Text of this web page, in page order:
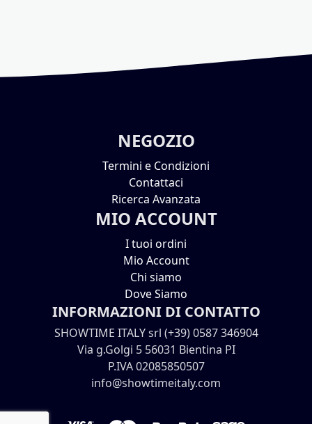
NEGOZIO
Termini e Condizioni
Contattaci
Ricerca Avanzata
MIO ACCOUNT
I tuoi ordini
Mio Account
Chi siamo
Dove Siamo
INFORMAZIONI DI CONTATTO
SHOWTIME ITALY srl (+39) 0587 346904
Via g.Golgi 5 56031 Bientina PI
P.IVA 02085850507
info@showtimeitaly.com